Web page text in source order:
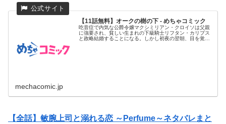
【11話無料】オークの樹の下 - めちゃコミック
吃音症で内気な公爵令嬢マクシミリアン・クロイソは父親
に強要され、貧しい生まれの下級騎士リフタン・カリプス
と政略結婚することになる。しかし初夜の翌朝、目を覚ま
mechacomic.jp
【全話】敏腕上司と溺れる恋 ～Perfume～ネタバレまと